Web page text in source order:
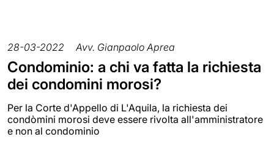
28-03-2022 Avv. Gianpaolo Aprea
Condominio: a chi va fatta la richiesta
dei condomini morosi?
Per la Corte d'Appello di L'Aquila, la richiesta dei
condòmini morosi deve essere rivolta all'amministratore
e non al condominio